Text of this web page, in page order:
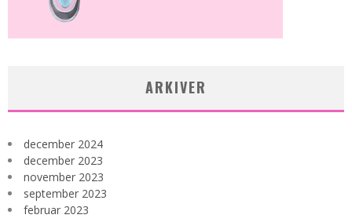
ARKIVER
december 2024
december 2023
november 2023
september 2023
februar 2023